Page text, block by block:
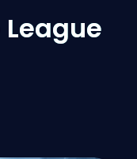
League